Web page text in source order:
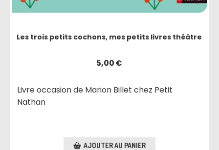
Les trois petits cochons, mes petits livres théâtre
5,00€
Livre occasion de Marion Billet chez Petit
Nathan
AJOUTER AU PANIER